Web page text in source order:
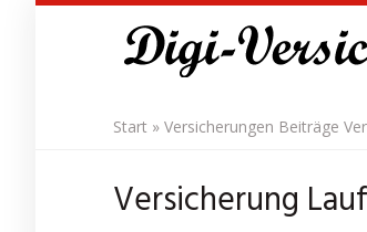
Start » Versicherungen Beiträge
Versicherung